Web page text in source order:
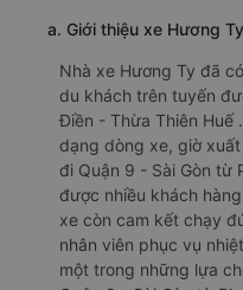
a. Giới thiệu xe Hương Ty
Nhà xe Hương Ty đã
du khách trên tuyến
Điền - Thừa Thiên Huế
dạng dòng xe, giờ
đi Quận 9 - Sài Gòn từ
được nhiều khách
xe còn cam kết chạy
nhân viên phục vụ
một trong những lựa